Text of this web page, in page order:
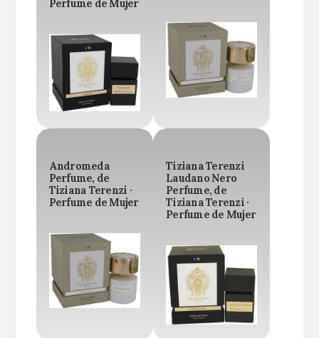
Perfume de Mujer
Andromeda
Perfume, de
Tiziana Terenzi ·
Perfume de Mujer
Tiziana Terenzi
Laudano Nero
Perfume, de
Tiziana Terenzi ·
Perfume de Mujer